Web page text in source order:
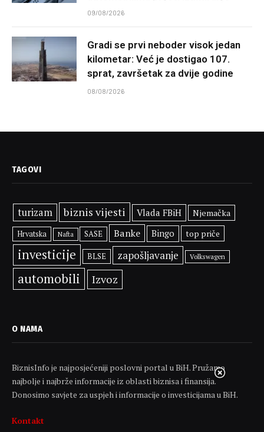
09/08/2026
Gradi se prvi neboder visok jedan
kilometar: Već je dostigao 107.
sprat, završetak za dvije godine
08/08/2026
TAGOVI
turizam biznis vijesti Vlada FBiH Njemačka
Hrvatska Nafta SASE Banke Bingo top priče
investicije BLSE zapošljavanje Volkswagen
automobili Izvoz
O NAMA
BiznisInfo je najposjećeniji poslovni portal u BiH. Pružamo
najbolje i najbrže informacije iz oblasti biznisa i finansija.
Donosimo savjete za uspjeh i informacije o investicijama u BiH.
Kontakt